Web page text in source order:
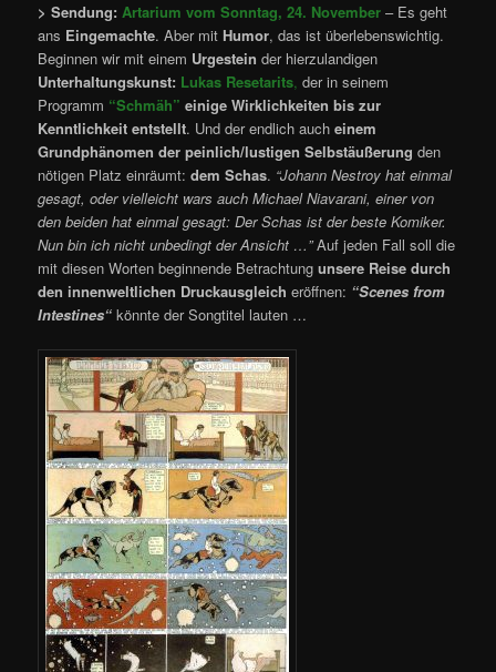
> Sendung:Artarium vom Sonntag, 24. November – Es geht
ans Eingemachte. Aber mit Humor, das ist überlebenswichtig.
Beginnen wir mit einem Urgestein der hierzulandigen
Unterhaltungskunst: Lukas Resetarits, der in seinem
Programm “Schmäh” einige Wirklichkeiten bis zur
Kenntlichkeit entstellt. Und der endlich aucheinem
Grundphänomen der peinlich/lustigen Selbstäußerung den
nötigen Platz einräumt:dem Schas. “Johann Nestroy hat einmal
gesagt, oder vielleicht wars auch Michael Niavarani, einer von
den beiden hat einmal gesagt: Der Schas ist der beste Komiker.
Nun bin ich nicht unbedingt der Ansicht …”Auf jeden Fall soll die
mit diesen Worten beginnende Betrachtungunsere Reise durch
den innenweltlichen Druckausgleich eröffnen: “Scenes from
Intestines“ könnte der Songtitel lauten …